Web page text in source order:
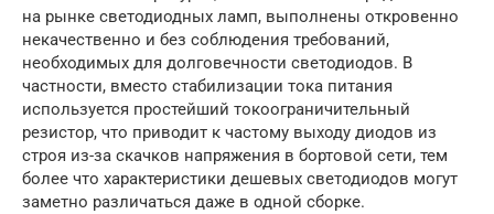
на рынке светодиодных ламп, выполнены откровенно
некачественно и без соблюдения требований,
необходимых для долговечности светодиодов. В
частности, вместо стабилизации тока питания
используется простейший токоограничительный
резистор, что приводит к частому выходу диодов из
строя из-за скачков напряжения в бортовой сети, тем
более что характеристики дешевых светодиодов могут
заметно различаться даже в одной сборке.